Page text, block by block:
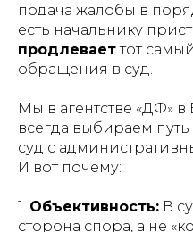
подача жалобы в
есть начальнику
продлеваеттот
обращения в суд.
Мы в агентстве «ДФ»
всегда выбираем
суд с
И вот почему:
1. Объективность: В
сторона спора, а не